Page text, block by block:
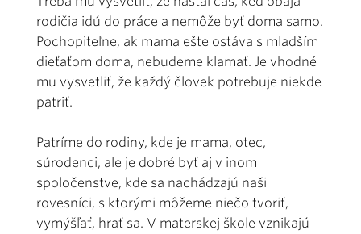
rodičia idú do práce a nemôže byť doma samo.
Pochopiteľne, ak mama ešte ostáva s mladším
dieťaťom doma, nebudeme klamať. Je vhodné
mu vysvetliť, že každý človek potrebuje niekde
patriť.
Patríme do rodiny, kde je mama, otec,
súrodenci, ale je dobré byť aj v inom
spoločenstve, kde sa nachádzajú naši
rovesníci, s ktorými môžeme niečo tvoriť,
vymýšľať, hrať sa. V materskej škole vznikajú